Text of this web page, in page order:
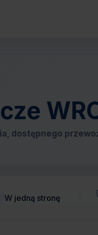
dostępnego
W jedną stronę